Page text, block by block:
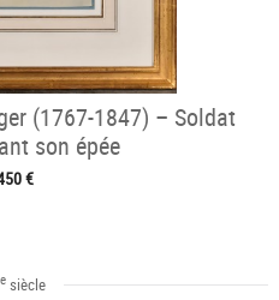
(1767-1847) – Soldat
son épée
€
e siècle